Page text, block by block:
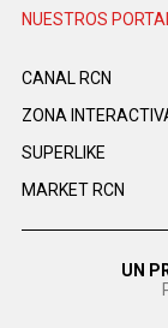
NUESTROS
CANAL RCN
ZONA
SUPERLIKE
MARKET RCN
UN